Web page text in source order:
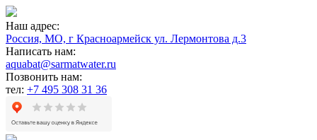
Наш адрес:
Россия, МО, г Красноармейск ул. Лермонтова д.3
Написать нам:
aquabat@sarmatwater.ru
Позвонить нам:
тел: +7 495 308 31 36